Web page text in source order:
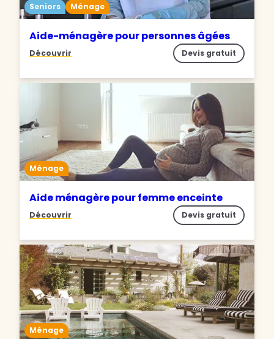
Seniors Ménage
Aide-ménagère pour personnes âgées
Découvrir Devis gratuit
Ménage
Aide ménagère pour femme enceinte
Découvrir Devis gratuit
Ménage